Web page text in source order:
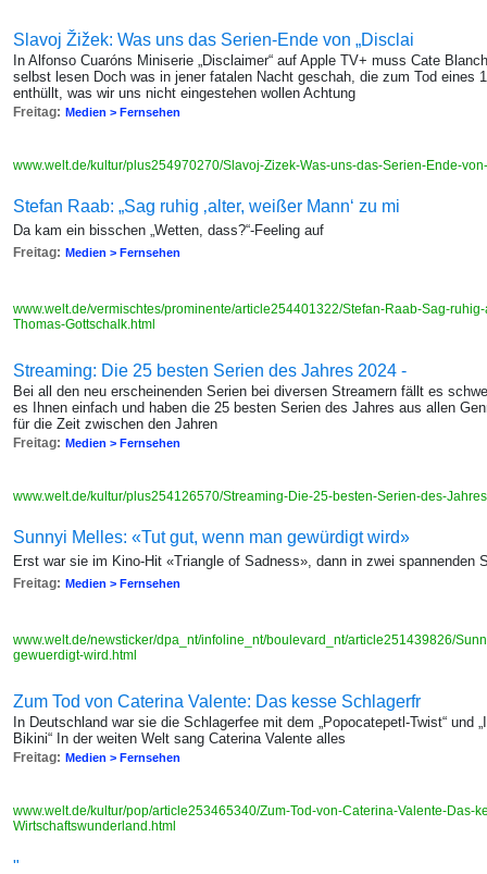
Slavoj Žižek: Was uns das Serien-Ende von „Disclai
In Alfonso Cuaróns Miniserie „Disclaimer“ auf Apple TV+ muss Cate
selbst lesen Doch was in jener fatalen Nacht geschah, die zum Tod eines
enthüllt, was wir uns nicht eingestehen wollen Achtung
Freitag: Medien > Fernsehen
www.welt.de/kultur/plus254970270/Slavoj-Zizek-Was-uns-das-Serien-Ende-
Stefan Raab: „Sag ruhig ‚alter, weißer Mann‘ zu mi
Da kam ein bisschen „Wetten, dass?“-Feeling auf
Freitag: Medien > Fernsehen
www.welt.de/vermischtes/prominente/article254401322/Stefan-Raab-Sag-
Thomas-Gottschalk.html
Streaming: Die 25 besten Serien des Jahres 2024 -
Bei all den neu erscheinenden Serien bei diversen Streamern fällt es
es Ihnen einfach und haben die 25 besten Serien des Jahres aus allen
für die Zeit zwischen den Jahren
Freitag: Medien > Fernsehen
www.welt.de/kultur/plus254126570/Streaming-Die-25-besten-Serien-des-
Sunnyi Melles: «Tut gut, wenn man gewürdigt wird»
Erst war sie im Kino-Hit «Triangle of Sadness», dann in zwei spannenden
Freitag: Medien > Fernsehen
www.welt.de/newsticker/dpa_nt/infoline_nt/boulevard_nt/article251439826/
gewuerdigt-wird.html
Zum Tod von Caterina Valente: Das kesse Schlagerfr
In Deutschland war sie die Schlagerfee mit dem „Popocatepetl-Twist“ und
Bikini“ In der weiten Welt sang Caterina Valente alles
Freitag: Medien > Fernsehen
www.welt.de/kultur/pop/article253465340/Zum-Tod-von-Caterina-Valente-Das-
Wirtschaftswunderland.html
"